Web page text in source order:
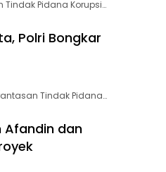
Tindak Pidana Korupsi…
Polri Bongkar
Tindak Pidana…
Afandin dan